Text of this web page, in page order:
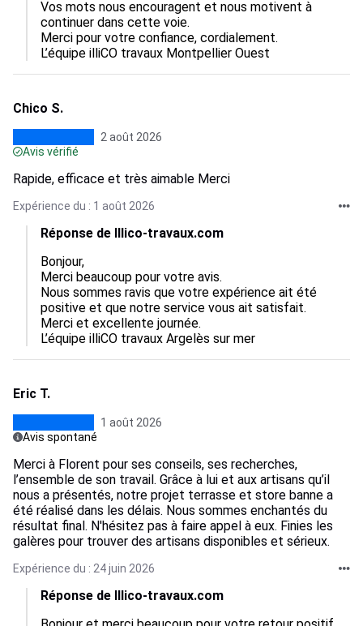
Vos mots nous encouragent et nous motivent à
continuer dans cette voie.
Merci pour votre confiance, cordialement.
L’équipe illiCO travaux Montpellier Ouest
Chico S.
2 août 2026
Avis vérifié
Rapide, efficace et très aimable Merci
Expérience du : 1 août 2026
Réponse de Illico-travaux.com
Bonjour,
Merci beaucoup pour votre avis.
Nous sommes ravis que votre expérience ait été
positive et que notre service vous ait satisfait.
Merci et excellente journée.
L’équipe illiCO travaux Argelès sur mer
Eric T.
1 août 2026
Avis spontané
Merci à Florent pour ses conseils, ses recherches,
l’ensemble de son travail. Grâce à lui et aux artisans qu’il
nous a présentés, notre projet terrasse et store banne a
été réalisé dans les délais. Nous sommes enchantés du
résultat final. N'hésitez pas à faire appel à eux. Finies les
galères pour trouver des artisans disponibles et sérieux.
Expérience du : 24 juin 2026
Réponse de Illico-travaux.com